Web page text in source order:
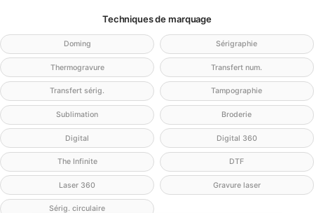
Techniques de marquage
Doming Sérigraphie
Thermogravure Transfert num.
Transfert sérig. Tampographie
Sublimation Broderie
Digital Digital 360
The Infinite DTF
Laser 360 Gravure laser
Sérig. circulaire